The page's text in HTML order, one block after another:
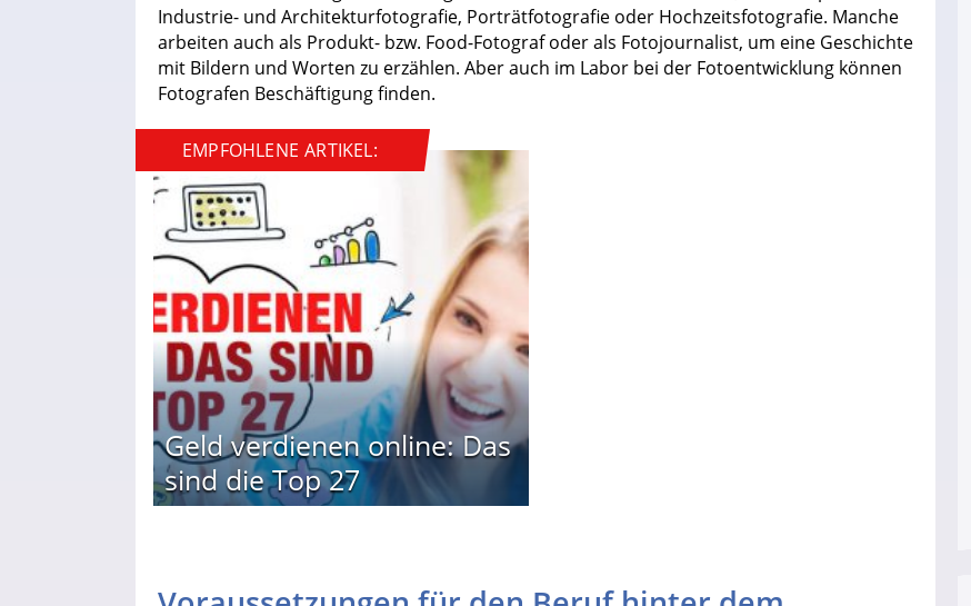
Industrie- und Architekturfotografie, Porträtfotografie oder Hochzeitsfotografie. Manche
arbeiten auch als Produkt- bzw. Food-Fotograf oder als Fotojournalist, um eine Geschichte
mit Bildern und Worten zu erzählen. Aber auch im Labor bei der Fotoentwicklung können
Fotografen Beschäftigung finden.
EMPFOHLENE ARTIKEL:
Geld verdienen online: Das
sind die Top 27
Obdachloser (58) verzweifelt:
Nach öffentlichem Aufschrei: Hartz-IV-